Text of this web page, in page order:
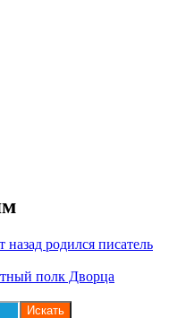
назад родился писатель
полк Дворца